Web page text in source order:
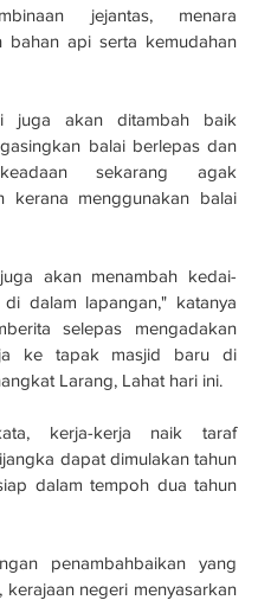
jejantas, menara
bahan api serta kemudahan
juga akan ditambah baik
balai berlepas dan
sekarang agak
kerana menggunakan balai
akan menambah kedai-
dalam lapangan," katanya
selepas mengadakan
ke tapak masjid baru di
Larang, Lahat hari ini.
kerja-kerja naik taraf
dapat dimulakan tahun
dalam tempoh dua tahun
penambahbaikan yang
kerajaan negeri menyasarkan